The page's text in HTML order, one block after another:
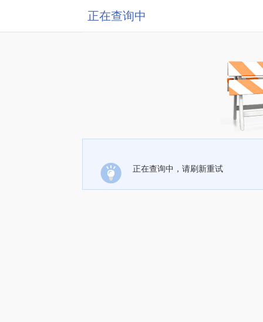
正在查询中
正在查询中，请刷新重试